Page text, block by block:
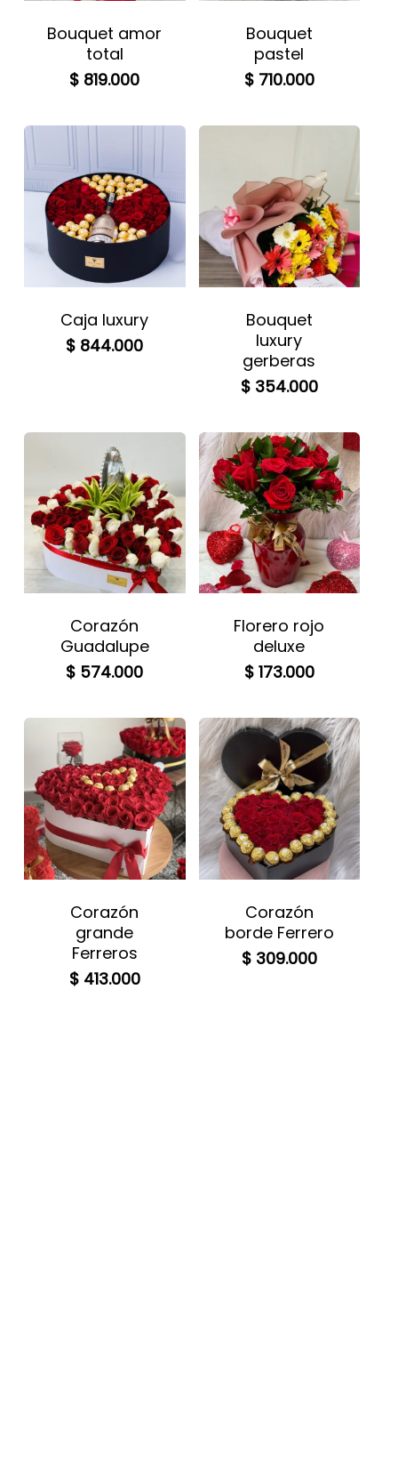
Bouquet amor
total
$ 819.000
Bouquet
pastel
$710.000
Caja luxury
$ 844.000
Bouquet
luxury
gerberas
$354.000
Corazón
Guadalupe
$ 574.000
Florero rojo
deluxe
$173.000
Corazón
grande
Ferreros
$413.000
Corazón
borde Ferrero
$309.000